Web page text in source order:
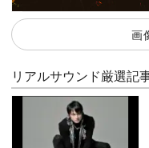
画
リアルサウンド厳選記